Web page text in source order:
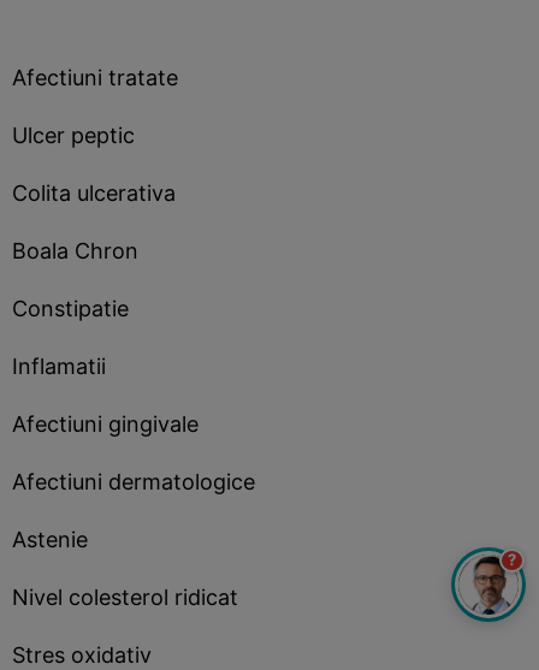
Afectiuni tratate
Ulcer peptic
Colita ulcerativa
Boala Chron
Constipatie
Inflamatii
Afectiuni gingivale
Afectiuni dermatologice
Astenie
Nivel colesterol ridicat
Stres oxidativ
?